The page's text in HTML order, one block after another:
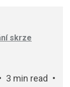
skrze
3 min read